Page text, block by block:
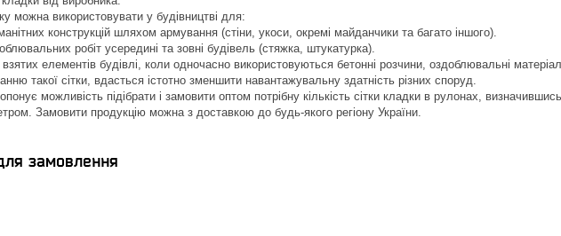
можна використовувати у будівництві для:
конструкцій шляхом армування (стіни, укоси, окремі майданчики та багато іншого).
робіт усередині та зовні будівель (стяжка, штукатурка).
елементів будівлі, коли одночасно використовуються бетонні розчини, оздоблювальні
такої сітки, вдасться істотно зменшити навантажувальну здатність різних споруд.
можливість підібрати і замовити оптом потрібну кількість сітки кладки в рулонах,
Замовити продукцію можна з доставкою до будь-якого регіону України.
замовлення